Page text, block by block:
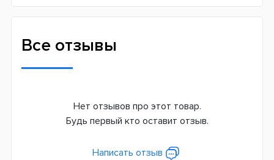
Все отзывы
Нет отзывов про этот товар.
Будь первый кто оставит отзыв.
Написать отзыв